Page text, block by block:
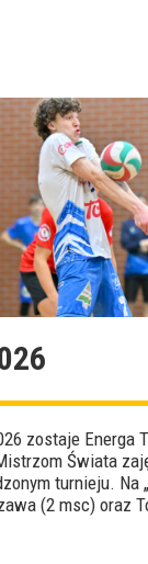
zostaje Energa
Świata
turnieju. Na
(2 msc) oraz